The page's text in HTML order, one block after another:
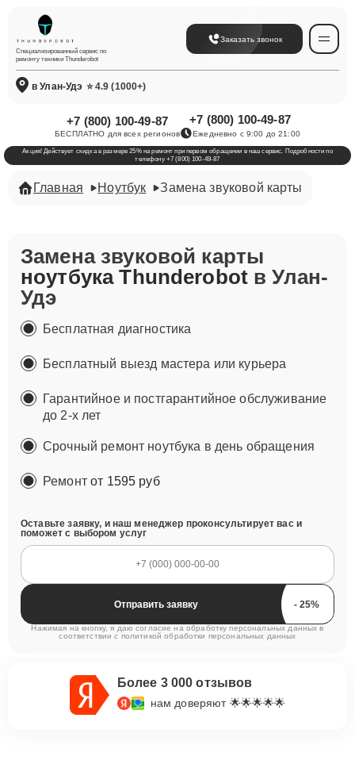
Специализированный сервис по
ремонту техники Thunderobot
Заказать звонок
в Улан-Удэ ⭐ 4.9 (1000+)
+7 (800) 100-49-87
БЕСПЛАТНО для всех регионов
+7 (800) 100-49-87
Ежедневно с 9:00 до 21:00
Акция! Действует скидка в размере 25% на ремонт при первом обращении в наш сервис. Подробности по
телефону +7 (800) 100-49-87
Главная Ноутбук Замена звуковой карты
Замена звуковой карты
ноутбука Thunderobot в Улан-
Удэ
Бесплатная диагностика
Бесплатный выезд мастера или курьера
Гарантийное и постгарантийное обслуживание
до 2-х лет
Срочный ремонт ноутбука в день обращения
Ремонтот 1595 руб
Оставьте заявку, и наш менеджер проконсультирует вас и
поможет с выбором услуг
Отправить заявку
Нажимая на кнопку, я даю согласие на обработку персональных данных в
соответствии с политикой обработки персональных данных
Более 3 000 отзывов
нам доверяют 🌟🌟🌟🌟🌟